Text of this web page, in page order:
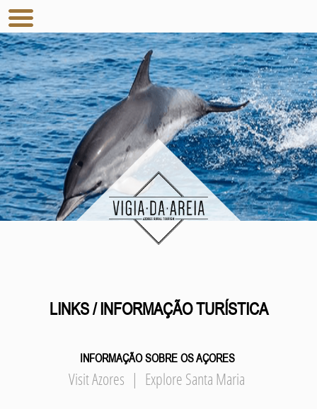
LINKS / INFORMAÇÃO TURÍSTICA
INFORMAÇÃO SOBRE OS AÇORES
Visit Azores | Explore Santa Maria